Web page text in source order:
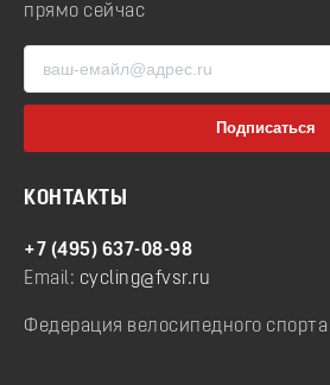
прямо сейчас
КОНТАКТЫ
+7 (495) 637-08-98
Email: cycling@fvsr.ru
Федерация велосипедного